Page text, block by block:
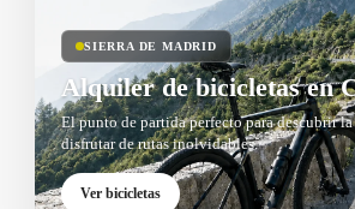
SIERRA DE MADRID
Alquiler de bicicletas en
El punto de partida perfecto para descubrir
disfrutar de rutas inolvidables.
Ver bicicletas